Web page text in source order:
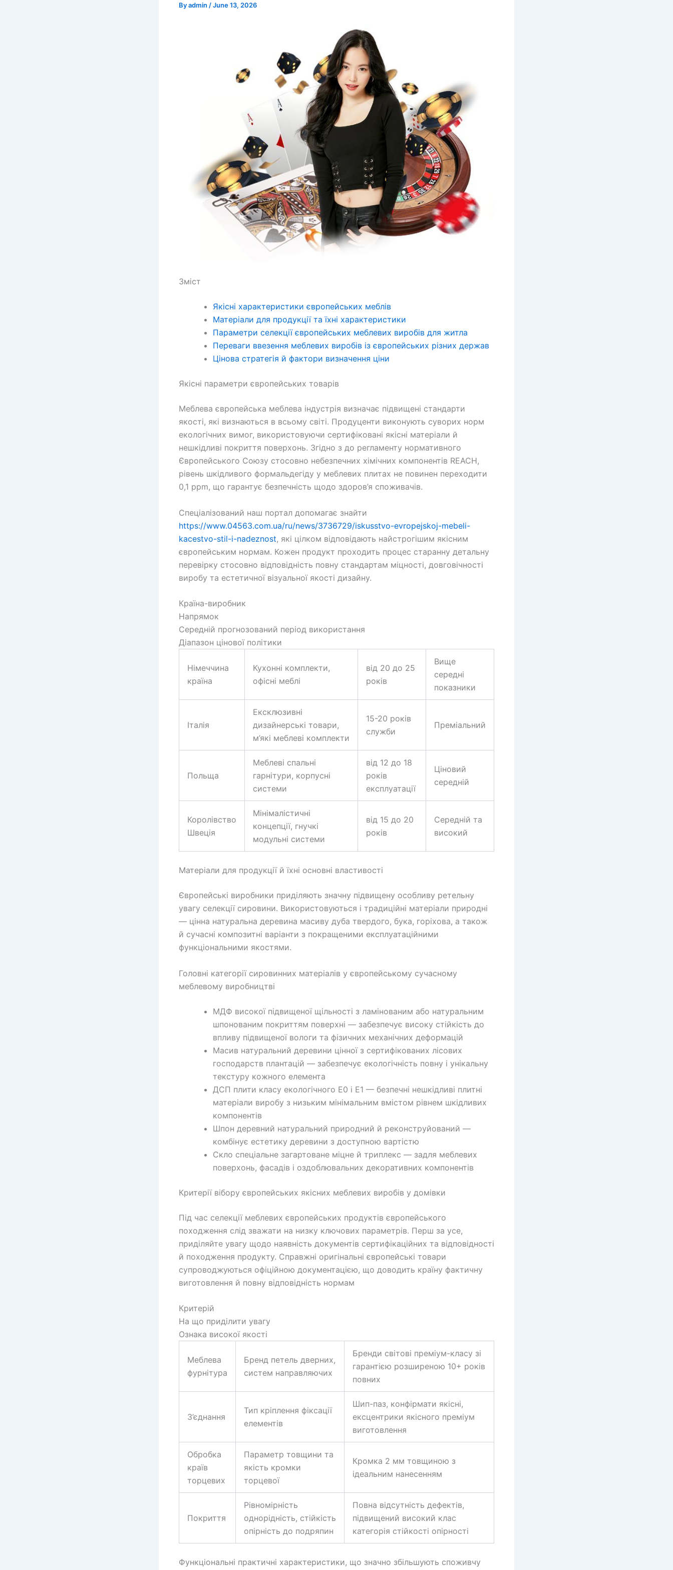
Byadmin /June 13, 2026
Зміст
Якісні характеристики європейських меблів
Матеріали для продукції та їхні характеристики
Параметри селекції європейських меблевих виробів для житла
Переваги ввезення меблевих виробів із європейських різних держав
Цінова стратегія й фактори визначення ціни
Якісні параметри європейських товарів
Меблева європейська меблева індустрія визначає підвищені стандарти
якості, які визнаються в всьому світі. Продуценти виконують суворих норм
екологічних вимог, використовуючи сертифіковані якісні матеріали й
нешкідливі покриття поверхонь. Згідно з до регламенту нормативного
Європейського Союзу стосовно небезпечних хімічних компонентів REACH,
рівень шкідливого формальдегіду у меблевих плитах не повинен переходити
0,1 ppm, що гарантує безпечність щодо здоров’я споживачів.
Спеціалізований наш портал допомагає знайти
https://www.04563.com.ua/ru/news/3736729/iskusstvo-evropejskoj-mebeli-
kacestvo-stil-i-nadeznost, які цілком відповідають найстрогішим якісним
європейським нормам. Кожен продукт проходить процес старанну детальну
перевірку стосовно відповідність повну стандартам міцності, довговічності
виробу та естетичної візуальної якості дизайну.
Країна-виробник
Напрямок
Середній прогнозований період використання
Діапазон цінової політики
Німеччина
країна
Кухонні комплекти,
офісні меблі
від 20 до 25
років
Вище
середні
показники
Італія
Ексклюзивні
дизайнерські товари,
м’які меблеві комплекти
15-20 років
служби
Преміальний
Польща
Меблеві спальні
гарнітури, корпусні
системи
від 12 до 18
років
експлуатації
Ціновий
середній
Королівство
Швеція
Мінімалістичні
концепції, гнучкі
модульні системи
від 15 до 20
років
Середній та
високий
Матеріали для продукції й їхні основні властивості
Європейські виробники приділяють значну підвищену особливу ретельну
увагу селекції сировини. Використовуються і традиційні матеріали природні
— цінна натуральна деревина масиву дуба твердого, бука, горіхова, а також
й сучасні композитні варіанти з покращеними експлуатаційними
функціональними якостями.
Головні категорії сировинних матеріалів у європейському сучасному
меблевому виробництві
МДФ високої підвищеної щільності з ламінованим або натуральним
шпонованим покриттям поверхні — забезпечує високу стійкість до
впливу підвищеної вологи та фізичних механічних деформацій
Масив натуральний деревини цінної з сертифікованих лісових
господарств плантацій — забезпечує екологічність повну і унікальну
текстуру кожного елемента
ДСП плити класу екологічного E0 і E1 — безпечні нешкідливі плитні
матеріали виробу з низьким мінімальним вмістом рівнем шкідливих
компонентів
Шпон деревний натуральний природний й реконструйований —
комбінує естетику деревини з доступною вартістю
Скло спеціальне загартоване міцне й триплекс — задля меблевих
поверхонь, фасадів і оздоблювальних декоративних компонентів
Критерії вібору європейських якісних меблевих виробів у домівки
Під час селекції меблевих європейських продуктів європейського
походження слід зважати на низку ключових параметрів. Перш за усе,
приділяйте увагу щодо наявність документів сертифікаційних та відповідності
й походження продукту. Справжні оригінальні європейські товари
супроводжуються офіційною документацією, що доводить країну фактичну
виготовлення й повну відповідність нормам
Критерій
На що приділити увагу
Ознака високої якості
Меблева
фурнітура
Бренд петель дверних,
систем направляючих
Бренди світові преміум-класу зі
гарантією розширеною 10+ років
повних
З’єднання
Тип кріплення фіксації
елементів
Шип-паз, конфірмати якісні,
ексцентрики якісного преміум
виготовлення
Обробка
країв
торцевих
Параметр товщини та
якість кромки
торцевої
Кромка 2 мм товщиною з
ідеальним нанесенням
Покриття
Рівномірність
однорідність, стійкість
опірність до подряпин
Повна відсутність дефектів,
підвищений високий клас
категорія стійкості опірності
Функціональні практичні характеристики, що значно збільшують споживчу